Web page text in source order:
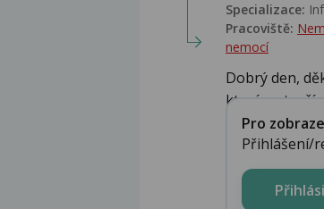
Specializace:
Pracoviště:
nemocí
Dobrý den,
které se tvoří
Pro
Přihlášení/